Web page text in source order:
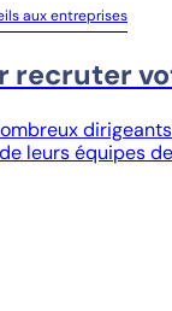
aux entreprises
recruter
leurs équipes